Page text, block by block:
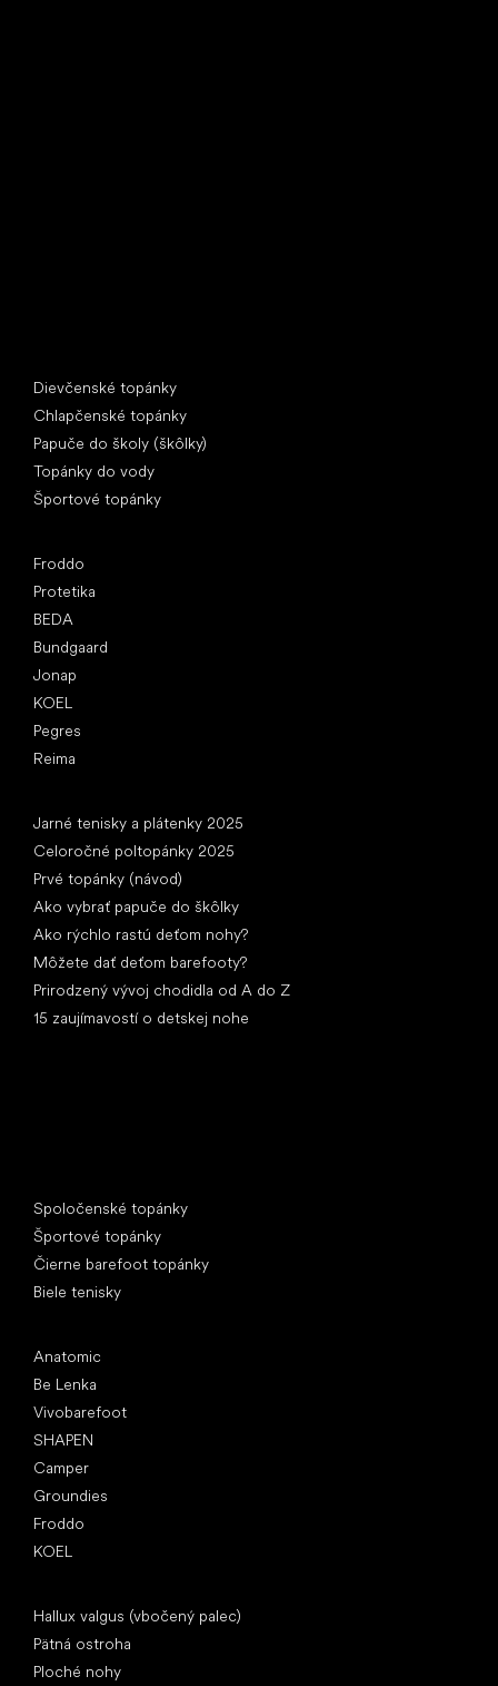
Dievčenské topánky
Chlapčenské topánky
Papuče do školy (škôlky)
Topánky do vody
Športové topánky
Froddo
Protetika
BEDA
Bundgaard
Jonap
KOEL
Pegres
Reima
Jarné tenisky a plátenky 2025
Celoročné poltopánky 2025
Prvé topánky (návod)
Ako vybrať papuče do škôlky
Ako rýchlo rastú deťom nohy?
Môžete dať deťom barefooty?
Prirodzený vývoj chodidla od A do Z
15 zaujímavostí o detskej nohe
Spoločenské topánky
Športové topánky
Čierne barefoot topánky
Biele tenisky
Anatomic
Be Lenka
Vivobarefoot
SHAPEN
Camper
Groundies
Froddo
KOEL
Hallux valgus (vbočený palec)
Pätná ostroha
Ploché nohy